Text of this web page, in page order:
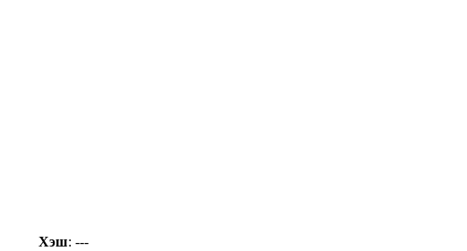
Хэш: ---